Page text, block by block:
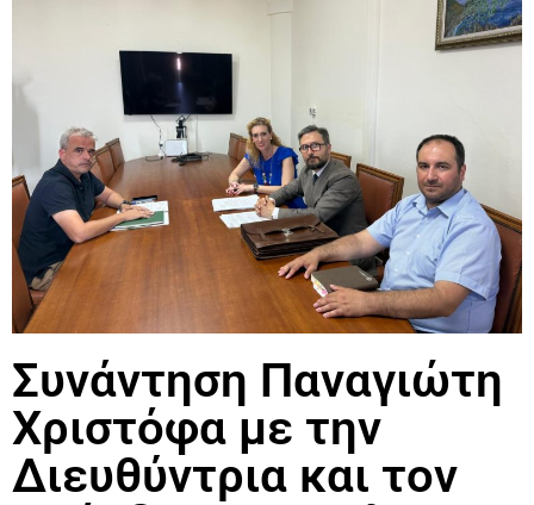
Συνάντηση Παναγιώτη
Χριστόφα με την
Διευθύντρια και τον